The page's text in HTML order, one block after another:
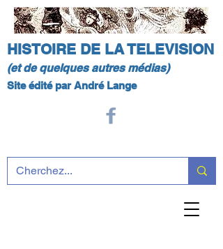
HISTOIRE DE LA TELEVISION
(et de quelques autres médias)
Site édité par André Lange